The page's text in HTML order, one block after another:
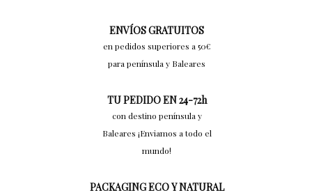
ENVÍOS GRATUITOS
en pedidos superiores a 50€
para península y Baleares
TU PEDIDO EN 24-72h
con destino península y
Baleares ¡Enviamos a todo el
mundo!
PACKAGING ECO Y NATURAL